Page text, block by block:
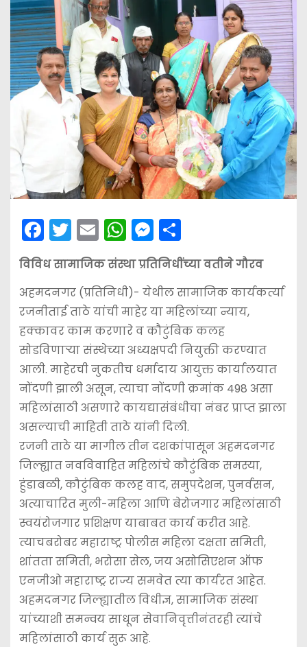
F
a
c
e
b
o
o
k
T
w
itt
er
E
m
ai
l
W
h
a
ts
A
p
p
M
e
s
s
e
n
g
er
S
h
ar
e
विविध सामाजिक संस्था प्रतिनिधींच्या वतीने गौरव
अहमदनगर (प्रतिनिधी)- येथील सामाजिक कार्यकर्त्या
रजनीताई ताठे यांची माहेर या महिलांच्या न्याय,
हक्कावर काम करणारे व कौटुंबिक कलह
सोडविणार्‍या संस्थेच्या अध्यक्षपदी नियुक्ती करण्यात
आली. माहेरची नुकतीच धर्मादाय आयुक्त कार्यालयात
नोंदणी झाली असून, त्याचा नोंदणी क्रमांक 498 असा
महिलांसाठी असणारे कायद्यासंबंधीचा नंबर प्राप्त झाला
असल्याची माहिती ताठे यांनी दिली.
रजनी ताठे या मागील तीन दशकांपासून अहमदनगर
जिल्ह्यात नवविवाहित महिलांचे कौटुंबिक समस्या,
हुंडाबळी, कौटुंबिक कलह वाद, समुपदेशन, पुनर्वसन,
अत्याचारित मुली-महिला आणि बेरोजगार महिलांसाठी
स्वयंरोजगार प्रशिक्षण याबाबत कार्य करीत आहे.
त्याचबरोबर महाराष्ट्र पोलीस महिला दक्षता समिती,
शांतता समिती, भरोसा सेल, जय असोसिएशन ऑफ
एनजीओ महाराष्ट्र राज्य समवेत त्या कार्यरत आहेत.
अहमदनगर जिल्ह्यातील विधीज्ञ, सामाजिक संस्था
यांच्याशी समन्वय साधून सेवानिवृत्तीनंतरही त्यांचे
महिलांसाठी कार्य सुरू आहे.